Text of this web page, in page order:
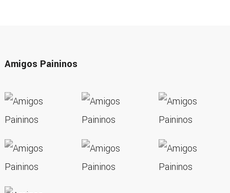
Amigos Paininos